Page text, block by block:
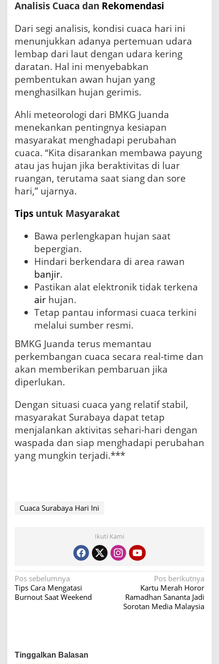
Analisis Cuaca dan Rekomendasi
Dari segi analisis, kondisi cuaca hari ini
menunjukkan adanya pertemuan udara
lembap dari laut dengan udara kering
daratan. Hal ini menyebabkan
pembentukan awan hujan yang
menghasilkan hujan gerimis.
Ahli meteorologi dari BMKG Juanda
menekankan pentingnya kesiapan
masyarakat menghadapi perubahan
cuaca. “Kita disarankan membawa payung
atau jas hujan jika beraktivitas di luar
ruangan, terutama saat siang dan sore
hari,” ujarnya.
Tips untuk Masyarakat
Bawa perlengkapan hujan saat
bepergian.
Hindari berkendara di area rawan
banjir.
Pastikan alat elektronik tidak terkena
air hujan.
Tetap pantau informasi cuaca terkini
melalui sumber resmi.
BMKG Juanda terus memantau
perkembangan cuaca secara real-time dan
akan memberikan pembaruan jika
diperlukan.
Dengan situasi cuaca yang relatif stabil,
masyarakat Surabaya dapat tetap
menjalankan aktivitas sehari-hari dengan
waspada dan siap menghadapi perubahan
yang mungkin terjadi.***
Cuaca Surabaya Hari Ini
Ikuti Kami
N
a
s
Pos sebelumnya
Tips Cara Mengatasi
Burnout Saat Weekend
Pos berikutnya
Kartu Merah Horor
Ramadhan Sananta Jadi
Sorotan Media Malaysia
Tinggalkan Balasan